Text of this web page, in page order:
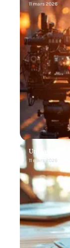
11 mars 2026
Utilisation
11 mars 2026